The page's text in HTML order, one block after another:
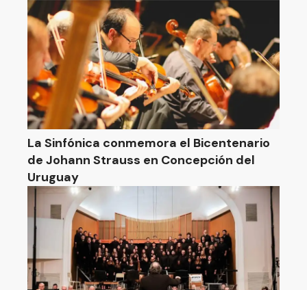
La Sinfónica conmemora el Bicentenario
de Johann Strauss en Concepción del
Uruguay